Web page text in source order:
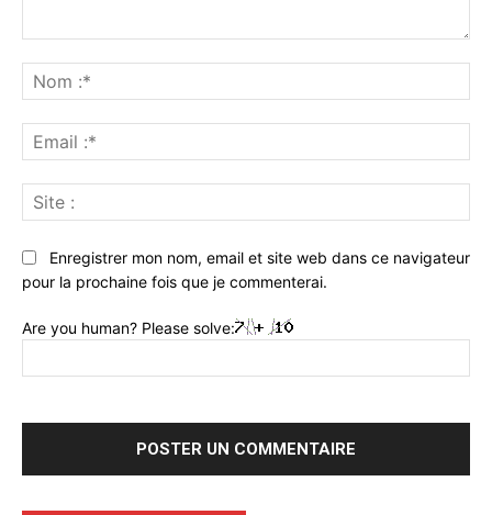
:*
:*
:
Enregistrer mon nom, email et site web dans ce navigateur
pour la prochaine fois que je commenterai.
Are you human? Please solve: